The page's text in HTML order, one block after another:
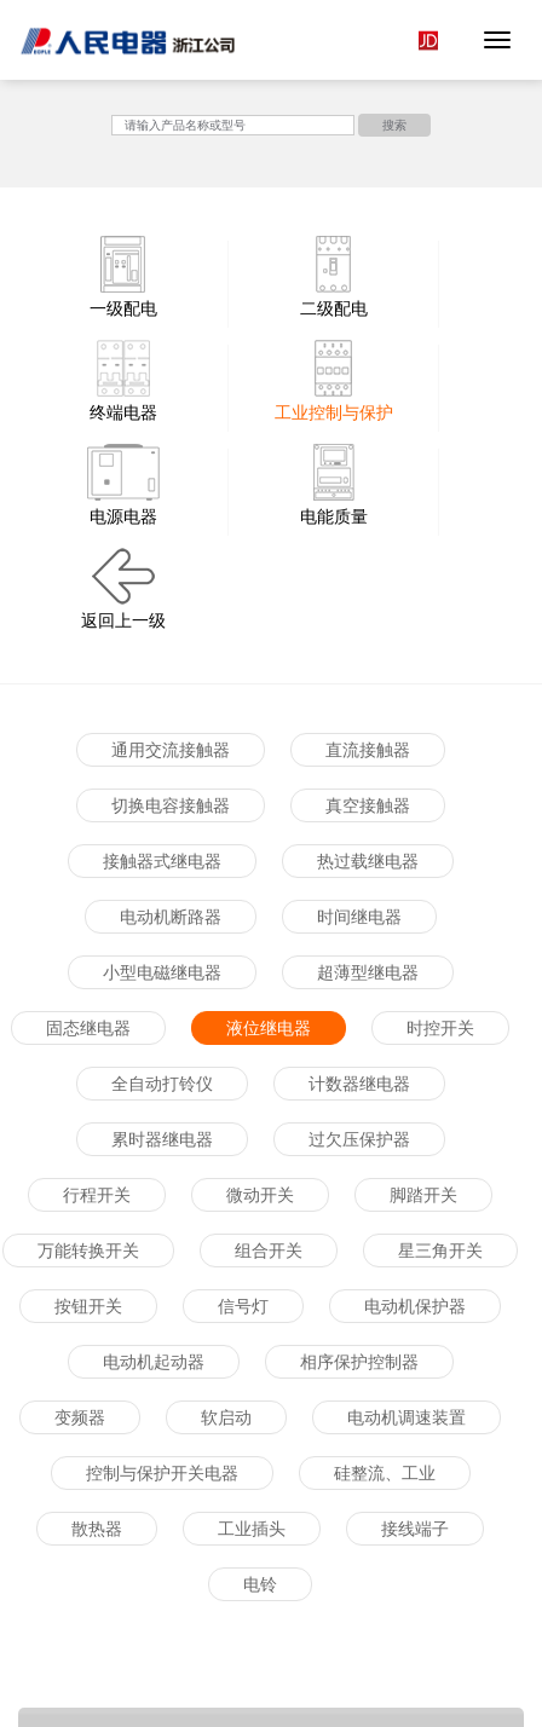
Toggle
搜索
一级配电 二级配电
终端电器 工业控制与保护
电源电器 电能质量
返回上一级
通用交流接触器 直流接触器
切换电容接触器 真空接触器
接触器式继电器 热过载继电器
电动机断路器 时间继电器
小型电磁继电器 超薄型继电器
固态继电器 液位继电器 时控开关
全自动打铃仪 计数器继电器
累时器继电器 过欠压保护器
行程开关 微动开关 脚踏开关
万能转换开关 组合开关 星三角开关
按钮开关 信号灯 电动机保护器
电动机起动器 相序保护控制器
变频器 软启动 电动机调速装置
控制与保护开关电器 硅整流、工业
散热器 工业插头 接线端子
电铃